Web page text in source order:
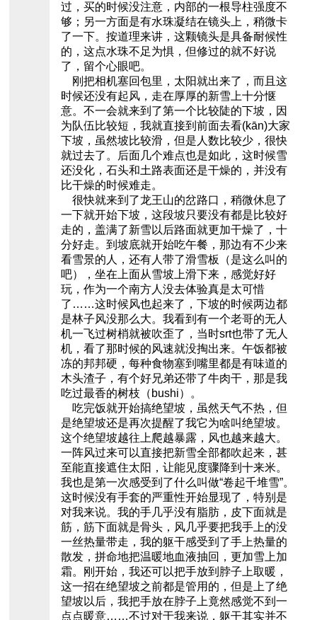
过，买的时候没注意，内部的一根导柱强度不
够；另一方面是有水珠凝结在镜头上，稍微卡
了一下。按道理来讲，这颗镜头是具备耐候性
的，这点水珠不足为惧，但修过的就不好说
了，留个心眼吧。
刚把相机塞回包里，太阳就出来了，而且这
时候还没有起风，走在厚厚的新雪上十分惬
意。不一会就来到了第一个比较陡的下坡，因
为队伍比较短，我就直接到前面去看(kān)大家
下坡，虽然坡比较滑，但是人数比较少，很快
就过去了。后面几个难点也是如此，这时候雪
还没化，石头和土路表面还是干燥的，并没有
比干燥的时候难走。
很快就来到了龙王山的岔路口，稍微休息了
一下就开始下坡，这段坡只要没有都是比较好
走的，盖满了新雪以后路面就更加干燥了，十
分好走。到坡底就开始吃午餐，那边有不少来
看雪景的人，还有人带了滑雪板（是这么叫的
吧），坐在上面从雪坡上滑下来，感觉好好
玩，作为一个南方人没去体验真是太可惜
了……这时候风也起来了，下坡的时候两边都
是林子风没那么大。我看到有一个老哥的无人
机一飞过树梢就被吹歪了，当时srt也带了无人
机，看了那时候的风速就没掏出来。午饭都被
冻的邦邦硬，每种食物塞到嘴里都是有味道的
木头渣子，有个好兄弟还带了牛肉干，那是我
吃过最香的树枝（bushi）。
吃完饭就开始搞绝望坡，虽然天气不热，但
是绝望坡还是再次提醒了我它为啥叫绝望坡。
这个绝望坡越往上爬越暴露，风也越来越大。
一阵风过来可以直接把新雪全部都吹起来，甚
至能直接遮住太阳，让能见度骤降到十来米。
我也是第一次感受到了什么叫做“卷起千堆雪”。
这时候没有手套的严重性开始显现了，特别是
对我来说。我的手几乎没有脂肪，皮下面就是
筋，筋下面就是骨头，风几乎要把我手上的没
一丝热量带走，我的躯干感受到了手上热量的
散发，拼命地把温暖地血液抽回，更加雪上加
霜。刚开始，我还可以把手放到脖子上取暖，
这一招在绝望坡之前都是管用的，但是上了绝
望坡以后，我把手放在脖子上竟然感觉不到一
点点暖意……不过对于我来说，躯干其实并不